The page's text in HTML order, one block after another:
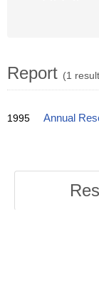
Report (1
1995 Annual